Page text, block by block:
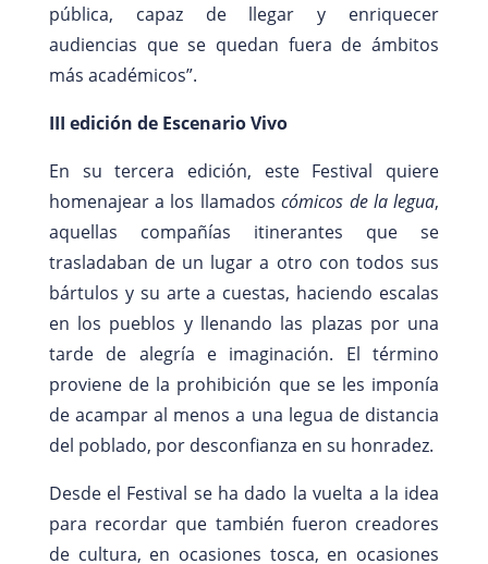
pública, capaz de llegar y enriquecer
audiencias que se quedan fuera de ámbitos
más académicos”.
III edición de Escenario Vivo
En su tercera edición, este Festival quiere
homenajear a los llamadoscómicos de la legua,
aquellas compañías itinerantes que se
trasladaban de un lugar a otro con todos sus
bártulos y su arte a cuestas, haciendo escalas
en los pueblos y llenando las plazas por una
tarde de alegría e imaginación. El término
proviene de la prohibición que se les imponía
de acampar al menos a una legua de distancia
del poblado, por desconfianza en su honradez.
Desde el Festival se ha dado la vuelta a la idea
para recordar que también fueron creadores
de cultura, en ocasiones tosca, en ocasiones